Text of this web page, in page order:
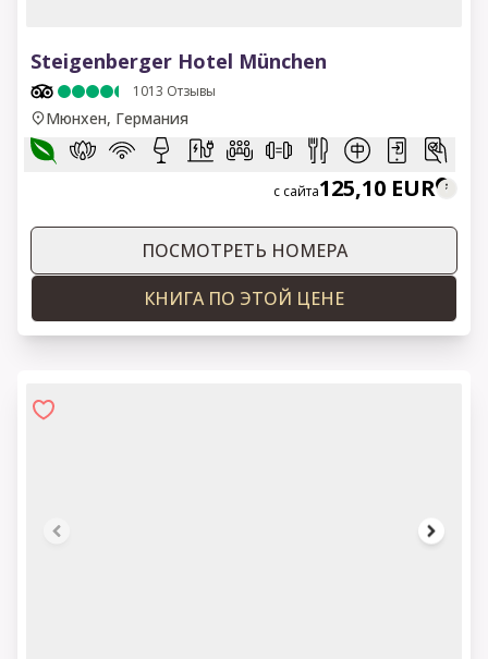
Steigenberger Hotel München
1013 Отзывы
Мюнхен, Германия
с сайта125,10 EUR
ПОСМОТРЕТЬ НОМЕРА
КНИГА ПО ЭТОЙ ЦЕНЕ